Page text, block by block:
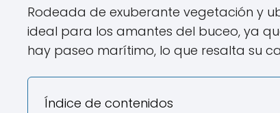
Rodeada de exuberante vegetación y
ideal para los amantes del buceo, ya
hay paseo marítimo, lo que resalta su
Índice de contenidos